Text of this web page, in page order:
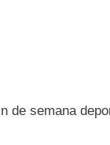
de semana